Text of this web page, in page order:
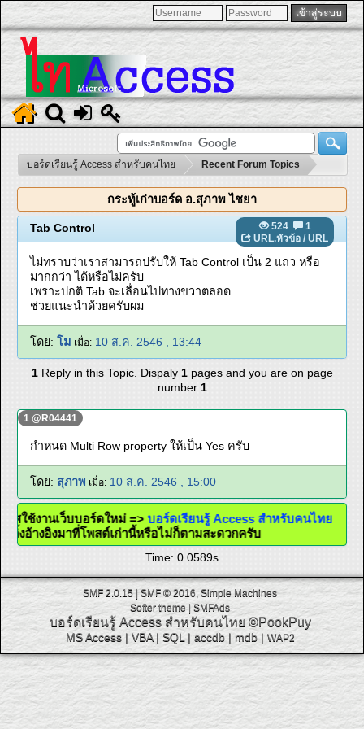
บอร์ดเรียนรู้ Access สำหรับคนไทย Recent Forum Topics
กระทู้เก่าบอร์ด อ.สุภาพ ไชยา
524
1
URL.หัวข้อ / URL
Tab Control
ไม่ทราบว่าเราสามารถปรับให้ Tab Control เป็น 2 แถว หรือ
มากกว่า ได้หรือไม่ครับ
เพราะปกติ Tab จะเลื่อนไปทางขวาตลอด
ช่วยแนะนำด้วยครับผม
โดย: โม เมื่อ: 10 ส.ค. 2546 , 13:44
1Reply in this Topic. Dispaly 1 pages and you are on page
number 1
1 @R04441
กำหนด Multi Row property ให้เป็น Yes ครับ
โดย: สุภาพ เมื่อ: 10 ส.ค. 2546 , 15:00
กาศใช้งานเว็บบอร์ดใหม่ =>บอร์ดเรียนรู้ Access สำหรับคนไทย
ส่ลิ้งอ้างอิงมาที่โพสต์เก่านี้หรือไม่ก็ตามสะดวกครับ
Time: 0.0589s
SMF 2.0.15 |SMF © 2016 Simple Machines
Softer theme| SMFAds
บอร์ดเรียนรู้ Access สำหรับคนไทย ©PookPuy
MS Access| VBA| SQL| accdb| mdb| WAP2